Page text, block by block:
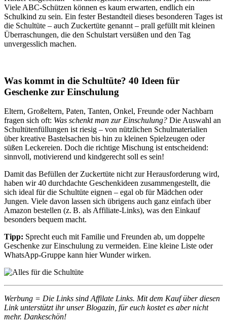
Viele ABC-Schützen können es kaum erwarten, endlich ein
Schulkind zu sein. Ein fester Bestandteil dieses besonderen Tages ist
die Schultüte – auch Zuckertüte genannt – prall gefüllt mit kleinen
Überraschungen, die den Schulstart versüßen und den Tag
unvergesslich machen.
Was kommt in die Schultüte? 40 Ideen für
Geschenke zur Einschulung
Eltern, Großeltern, Paten, Tanten, Onkel, Freunde oder Nachbarn
fragen sich oft: Was schenkt man zur Einschulung? Die Auswahl an
Schultütenfüllungen ist riesig – von nützlichen Schulmaterialien
über kreative Bastelsachen bis hin zu kleinen Spielzeugen oder
süßen Leckereien. Doch die richtige Mischung ist entscheidend:
sinnvoll, motivierend und kindgerecht soll es sein!
Damit das Befüllen der Zuckertüte nicht zur Herausforderung wird,
haben wir 40 durchdachte Geschenkideen zusammengestellt, die
sich ideal für die Schultüte eignen – egal ob für Mädchen oder
Jungen. Viele davon lassen sich übrigens auch ganz einfach über
Amazon bestellen (z. B. als Affiliate-Links), was den Einkauf
besonders bequem macht.
Tipp: Sprecht euch mit Familie und Freunden ab, um doppelte
Geschenke zur Einschulung zu vermeiden. Eine kleine Liste oder
WhatsApp-Gruppe kann hier Wunder wirken.
Werbung = Die Links sind Affilate Links. Mit dem Kauf über diesen
Link unterstützt ihr unser Blogazin, für euch kostet es aber nicht
mehr. Dankeschön!